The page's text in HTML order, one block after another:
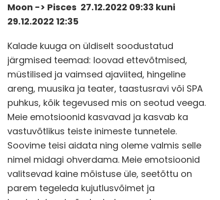
Moon -> Pisces 27.12.2022 09:33 kuni
29.12.2022 12:35
Kalade kuuga on üldiselt soodustatud
järgmised teemad: loovad ettevõtmised,
müstilised ja vaimsed ajaviited, hingeline
areng, muusika ja teater, taastusravi või SPA
puhkus, kõik tegevused mis on seotud veega.
Meie emotsioonid kasvavad ja kasvab ka
vastuvõtlikus teiste inimeste tunnetele.
Soovime teisi aidata ning oleme valmis selle
nimel midagi ohverdama. Meie emotsioonid
valitsevad kaine mõistuse üle, seetõttu on
parem tegeleda kujutlusvõimet ja